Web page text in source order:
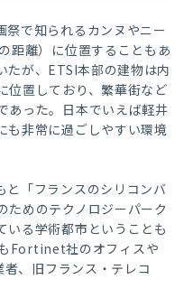
祭で知られるカンヌやニー
距離）に位置することもあ
たが、ETSI本部の建物は内
位置しており、繁華街など
あった。日本でいえば軽井
も非常に過ごしやすい環境
と「フランスのシリコンバ
ためのテクノロジーパーク
いる学術都市ということも
Fortinet社のオフィスや
、旧フランス・テレコ